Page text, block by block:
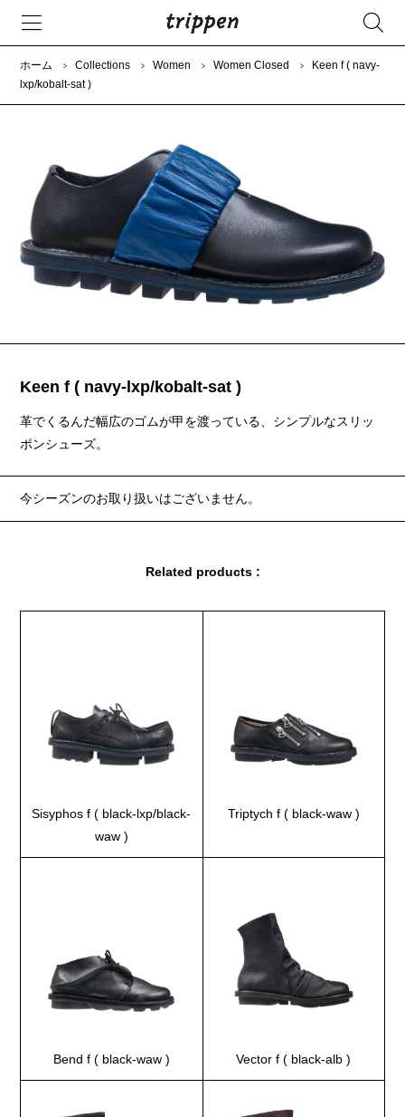
ホーム Collections Women Women Closed
Keen f ( navy-
lxp/kobalt-sat )
Keen f ( navy-lxp/kobalt-sat )
革でくるんだ幅広のゴムが甲を渡っている、シンプルなスリッ
ポンシューズ。
今シーズンのお取り扱いはございません。
Related products :
Sisyphos f ( black-lxp/black-
waw )
Triptych f ( black-waw )
Bend f ( black-waw ) Vector f ( black-alb )